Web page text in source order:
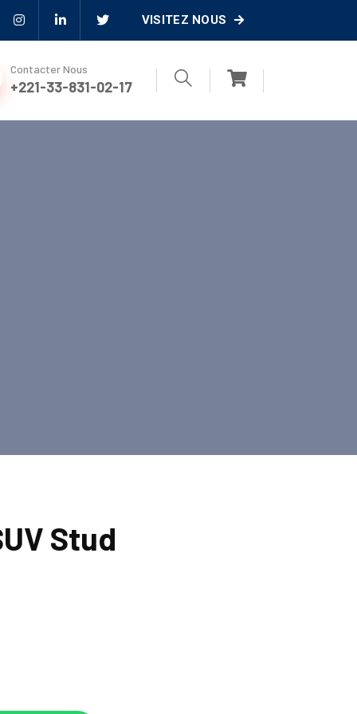
VISITEZ NOUS
Contacter Nous
+221-33-831-02-17
Stud